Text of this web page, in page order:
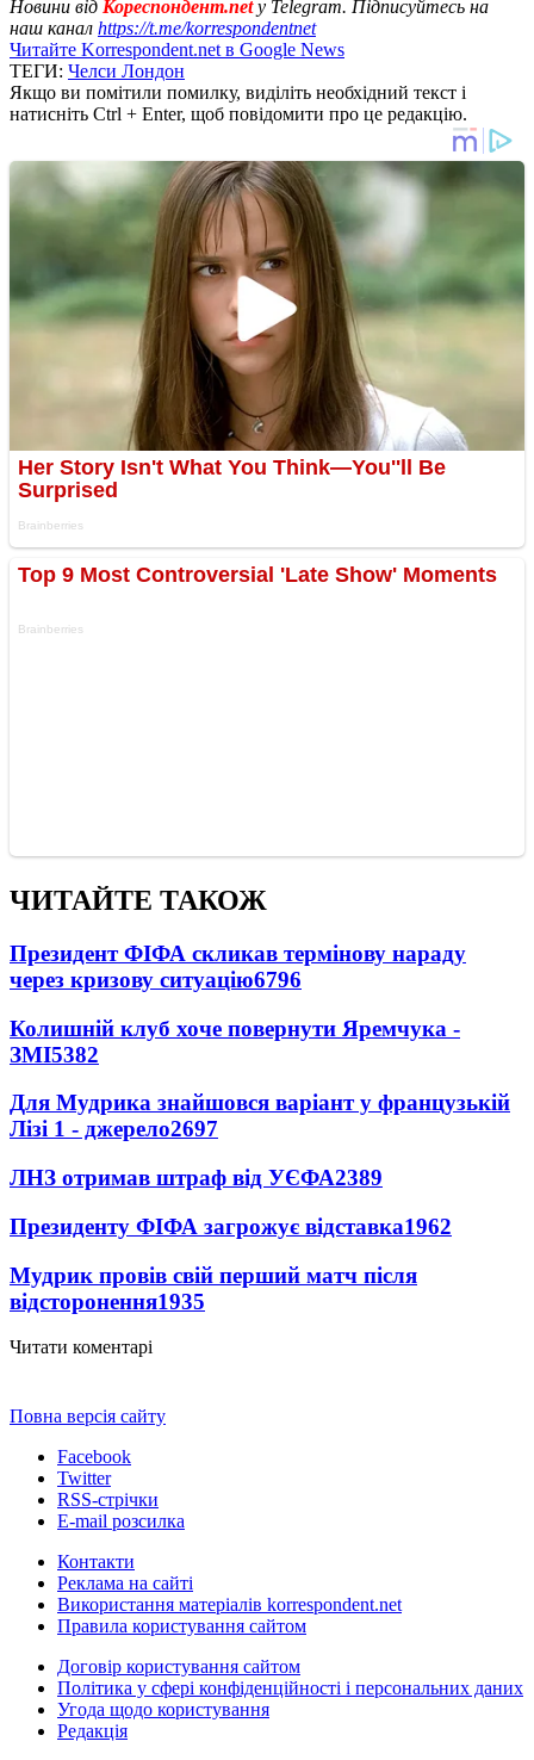
Новини від Кореспондент.netу Telegram. Підписуйтесь на
наш канал https://t.me/korrespondentnet
Читайте Korrespondent.net в Google News
ТЕГИ: Челси Лондон
Якщо ви помітили помилку, виділіть необхідний текст і
натисніть Ctrl + Enter, щоб повідомити про це редакцію.
ЧИТАЙТЕ ТАКОЖ
Президент ФІФА скликав термінову нараду
через кризову ситуацію6796
Колишній клуб хоче повернути Яремчука -
ЗМІ5382
Для Мудрика знайшовся варіант у французькій
Лізі 1 - джерело2697
ЛНЗ отримав штраф від УЄФА2389
Президенту ФІФА загрожує відставка1962
Мудрик провів свій перший матч після
відсторонення1935
Читати коментарі
Повна версія сайту
Facebook
Twitter
RSS-стрічки
E-mail розсилка
Контакти
Реклама на сайті
Використання матеріалів korrespondent.net
Правила користування сайтом
Договір користування сайтом
Політика у сфері конфіденційності і персональних даних
Угода щодо користування
Редакція